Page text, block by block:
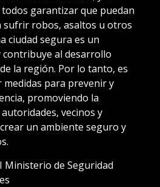
garantizar que puedan
sufrir robos, asaltos u otros
ciudad segura es un
al desarrollo
la región. Por lo tanto, es
para prevenir y
promoviendo la
vecinos y
un ambiente seguro y
Ministerio de Seguridad